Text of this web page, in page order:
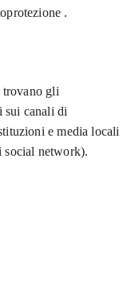
.
trovano gli
sui canali di
e media locali
social network).